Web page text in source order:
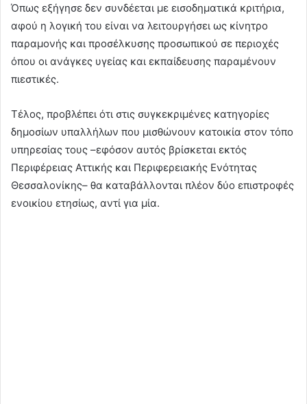
Όπως εξήγησε δεν συνδέεται με εισοδηματικά κριτήρια,
αφού η λογική του είναι να λειτουργήσει ως κίνητρο
παραμονής και προσέλκυσης προσωπικού σε περιοχές
όπου οι ανάγκες υγείας και εκπαίδευσης παραμένουν
πιεστικές.
Τέλος, προβλέπει ότι στις συγκεκριμένες κατηγορίες
δημοσίων υπαλλήλων που μισθώνουν κατοικία στον τόπο
υπηρεσίας τους –εφόσον αυτός βρίσκεται εκτός
Περιφέρειας Αττικής και Περιφερειακής Ενότητας
Θεσσαλονίκης– θα καταβάλλονται πλέον δύο επιστροφές
ενοικίου ετησίως, αντί για μία.